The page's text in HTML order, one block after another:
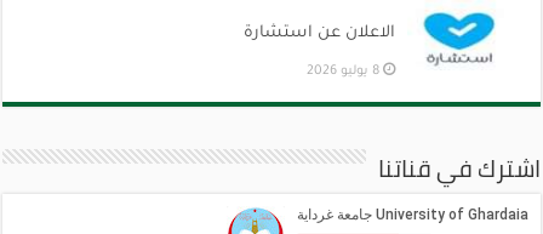
الاعلان عن استشارة
8 يوليو 2026
اشترك في قناتنا